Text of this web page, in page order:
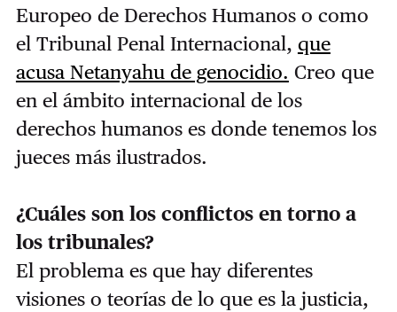
Europeo de Derechos Humanos o como
el Tribunal Penal Internacional, que
acusa Netanyahu de genocidio. Creo que
en el ámbito internacional de los
derechos humanos es donde tenemos los
jueces más ilustrados.
¿Cuáles son los conflictos en torno a
los tribunales?
El problema es que hay diferentes
visiones o teorías de lo que es la justicia,